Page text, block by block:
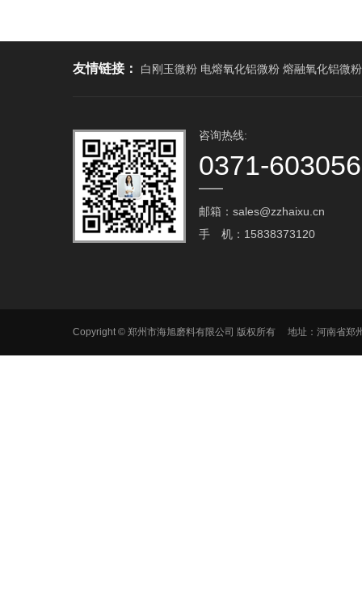
友情链接： 白刚玉微粉 电熔氧化铝微粉 熔融氧化铝微粉
咨询热线:
0371-
邮箱：sales@zzhaixu.cn
手 机：15838373120
Copyright © 郑州市海旭磨料有限公司 版权所有 地址：河南省